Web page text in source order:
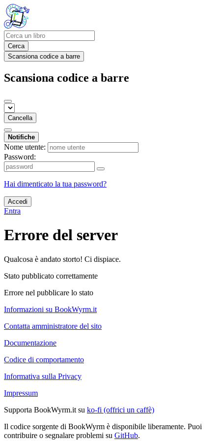
Cerca
Scansiona codice a barre
Scansiona codice a barre
Cancella
Notifiche
Nome utente:
Password:
Hai dimenticato la tua password?
Accedi
Entra
Errore del server
Qualcosa è andato storto! Ci dispiace.
Stato pubblicato correttamente
Errore nel pubblicare lo stato
Informazioni su BookWyrm.it
Contatta amministratore del sito
Documentazione
Codice di comportamento
Informativa sulla Privacy
Impressum
Supporta BookWyrm.it su ko-fi (offrici un caffè)
Il codice sorgente di BookWyrm è disponibile liberamente. Puoi
contribuire o segnalare problemi su GitHub.